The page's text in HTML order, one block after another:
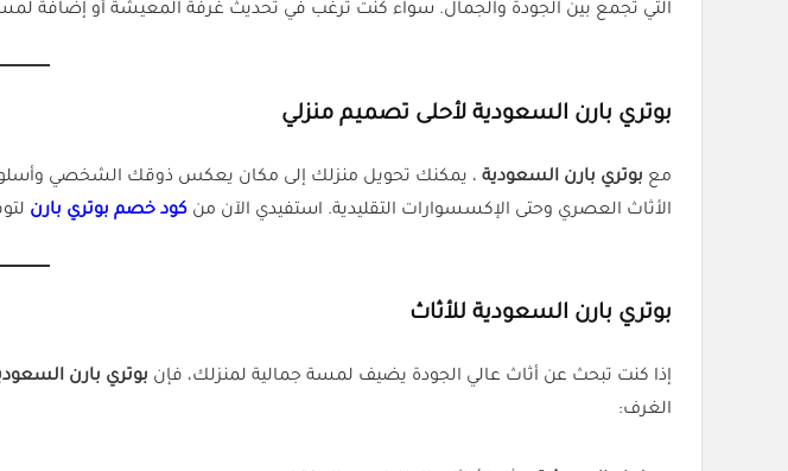
التي تجمع بين الجودة والجمال. سواء كنت ترغب في تحديث غرفة المعيشة أو إضافة
بوتري بارن السعودية لأحلى تصميم منزلي
مع بوتري بارن السعودية ، يمكنك تحويل منزلك إلى مكان يعكس ذوقك الشخصي وأسلوب
الأثاث العصري وحتى الإكسسوارات التقليدية. استفيدي الآن من كود خصم بوتري بارن
بوتري بارن السعودية للأثاث
إذا كنت تبحث عن أثاث عالي الجودة يضيف لمسة جمالية لمنزلك، فإن بوتري بارن
الغرف: